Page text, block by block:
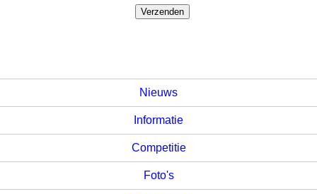
Nieuws
Informatie
Competitie
Foto's